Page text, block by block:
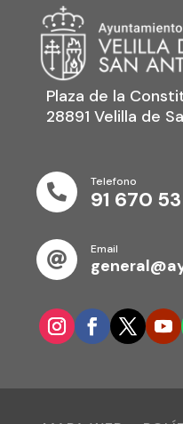
Plaza de la
28891 Velilla de

Telefono
91 670

Email